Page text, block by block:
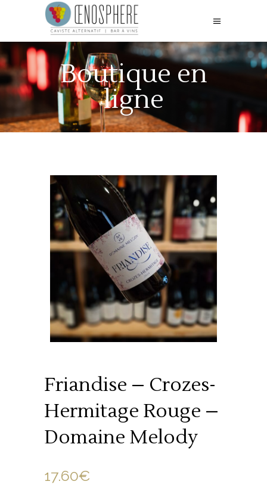
Boutique en
ligne
Friandise – Crozes-
Hermitage Rouge –
Domaine Melody
17.60€